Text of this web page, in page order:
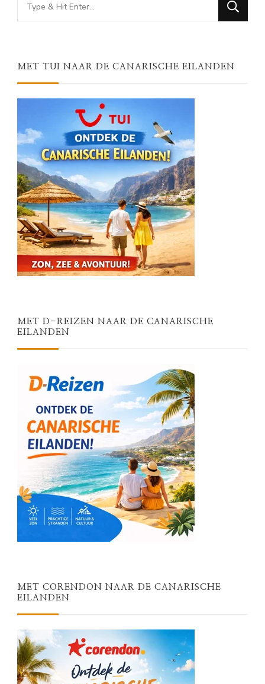
for
MET TUI NAAR DE CANARISCHE EILANDEN
MET D-REIZEN NAAR DE CANARISCHE
EILANDEN
MET CORENDON NAAR DE CANARISCHE
EILANDEN